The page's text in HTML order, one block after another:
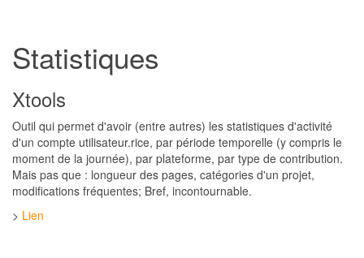
Statistiques
Xtools
Outil qui permet d'avoir (entre autres) les statistiques d'activité
d'un compte utilisateur.rice, par période temporelle (y compris le
moment de la journée), par plateforme, par type de contribution.
Mais pas que : longueur des pages, catégories d'un projet,
modifications fréquentes; Bref, incontournable.
> Lien